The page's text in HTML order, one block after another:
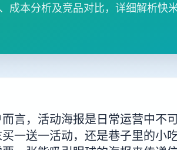
成本分析及竞品对比，详细解析快
言，活动海报是日常运营中不
一送一活动，还是巷子里的小